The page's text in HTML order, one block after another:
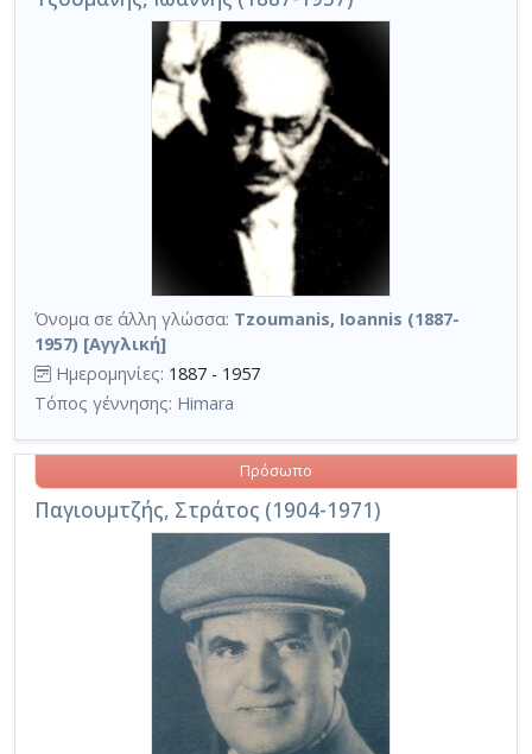
Όνομα σε άλλη γλώσσα: Tzoumanis, Ioannis (1887-
1957) [Αγγλική]
Ημερομηνίες: 1887 - 1957
Τόπος γέννησης: Himara
Παγιουμτζής, Στράτος (1904-1971)
Πρόσωπο